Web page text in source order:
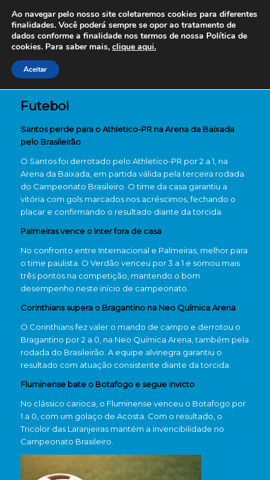
Futebol
Santos perde para o Athletico-PR na Arena da Baixada
pelo Brasileirão
O Santos foi derrotado pelo Athletico-PR por 2 a 1, na
Arena da Baixada, em partida válida pela terceira rodada
do Campeonato Brasileiro. O time da casa garantiu a
vitória com gols marcados nos acréscimos, fechando o
placar e confirmando o resultado diante da torcida.
Palmeiras vence o Inter fora de casa
No confronto entre Internacional e Palmeiras, melhor para
o time paulista. O Verdão venceu por 3 a 1 e somou mais
três pontos na competição, mantendo o bom
desempenho neste início de campeonato.
Corinthians supera o Bragantino na Neo Química Arena
O Corinthians fez valer o mando de campo e derrotou o
Bragantino por 2 a 0, na Neo Química Arena, também pela
rodada do Brasileirão. A equipe alvinegra garantiu o
resultado com atuação consistente diante da torcida.
Fluminense bate o Botafogo e segue invicto
No clássico carioca, o Fluminense venceu o Botafogo por
1 a 0, com um golaço de Acosta. Com o resultado, o
Tricolor das Laranjeiras mantém a invencibilidade no
Campeonato Brasileiro.
Ao navegar pelo nosso site coletaremos cookies para diferentes
finalidades. Você poderá sempre se opor ao tratamento de
dados conforme a finalidade nos termos de nossa Política de
cookies. Para saber mais, clique aqui.
Aceitar